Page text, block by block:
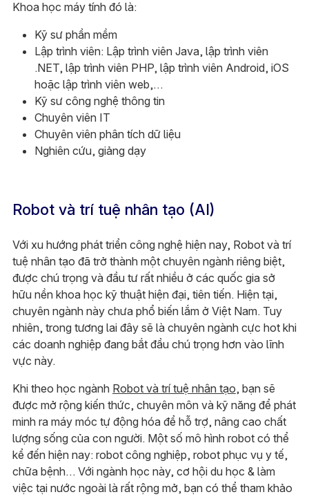
Khoa học máy tính đó là:
Kỹ sư phần mềm
Lập trình viên: Lập trình viên Java, lập trình viên
.NET, lập trình viên PHP, lập trình viên Android, iOS
hoặc lập trình viên web,…
Kỹ sư công nghệ thông tin
Chuyên viên IT
Chuyên viên phân tích dữ liệu
Nghiên cứu, giảng dạy
Robot và trí tuệ nhân tạo (AI)
Với xu hướng phát triển công nghệ hiện nay, Robot và trí
tuệ nhân tạo đã trở thành một chuyên ngành riêng biệt,
được chú trọng và đầu tư rất nhiều ở các quốc gia sở
hữu nền khoa học kỹ thuật hiện đại, tiên tiến. Hiện tại,
chuyên ngành này chưa phổ biến lắm ở Việt Nam. Tuy
nhiên, trong tương lai đây sẽ là chuyên ngành cực hot khi
các doanh nghiệp đang bắt đầu chú trọng hơn vào lĩnh
vực này.
Khi theo học ngành Robot và trí tuệ nhân tạo, bạn sẽ
được mở rộng kiến thức, chuyên môn và kỹ năng để phát
minh ra máy móc tự động hóa để hỗ trợ, nâng cao chất
lượng sống của con người. Một số mô hình robot có thể
kể đến hiện nay: robot công nghiệp, robot phục vụ y tế,
chữa bệnh… Với ngành học này, cơ hội du học & làm
việc tại nước ngoài là rất rộng mở, bạn có thể tham khảo